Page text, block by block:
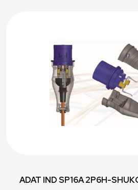
ADAT IND SP16A 2P6H-